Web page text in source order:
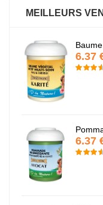
MEILLEURS
6.37
6.37